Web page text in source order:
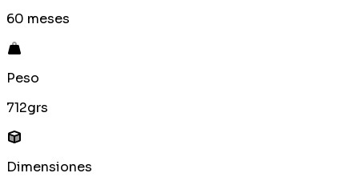
60 meses
Peso
712grs
Dimensiones